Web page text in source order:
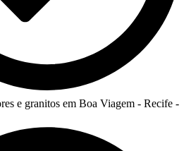
e granitos em Boa Viagem - Recife -